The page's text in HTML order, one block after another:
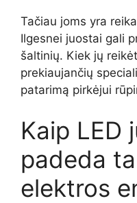
Tačiau joms yra
Ilgesnei juostai gali
šaltinių. Kiek jų
prekiaujančių
patarimą pirkėjui
Kaip LED
padeda
elektros